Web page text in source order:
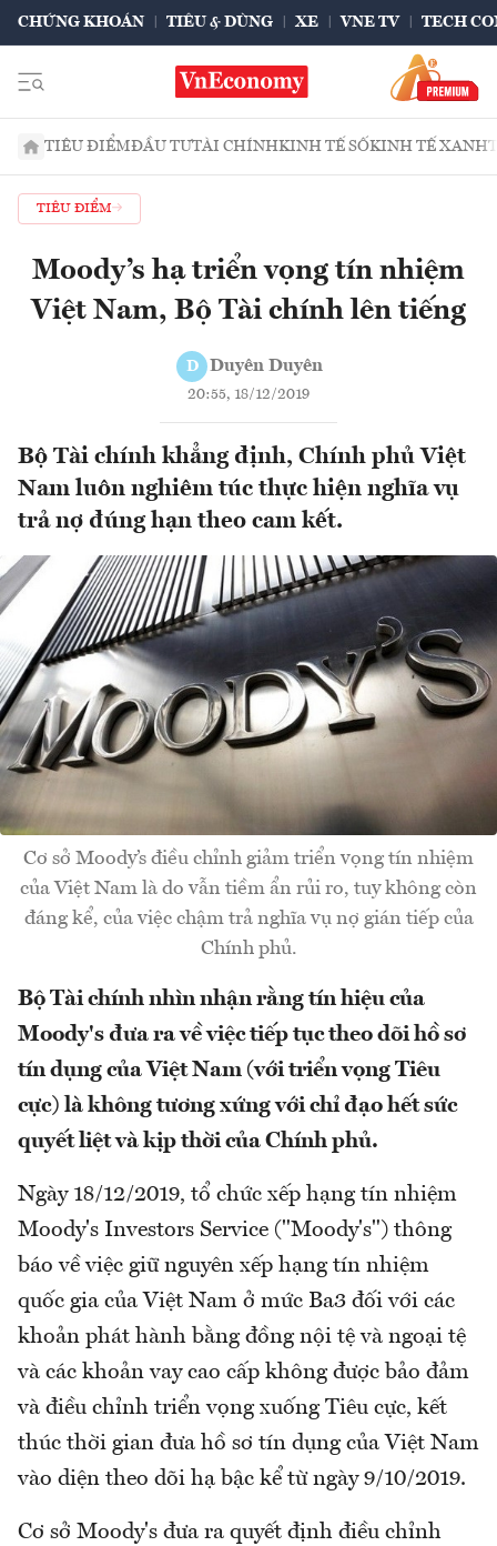
CHỨNG KHOÁN TIÊU & DÙNG XE VNE TV TECH
TIÊU ĐIỂMĐẦU TƯTÀI CHÍNHKINH TẾ SỐKINH TẾ XANH
TIÊU ĐIỂM
Moody’s hạ triển vọng tín nhiệm
Việt Nam, Bộ Tài chính lên tiếng
D Duyên Duyên
20:55, 18/12/2019
Bộ Tài chính khẳng định, Chính phủ Việt
Nam luôn nghiêm túc thực hiện nghĩa vụ
trả nợ đúng hạn theo cam kết.
Cơ sở Moody’s điều chỉnh giảm triển vọng tín nhiệm
của Việt Nam là do vẫn tiềm ẩn rủi ro, tuy không còn
đáng kể, của việc chậm trả nghĩa vụ nợ gián tiếp của
Chính phủ.
Bộ Tài chính nhìn nhận rằng tín hiệu của
Moody's đưa ra về việc tiếp tục theo dõi hồ sơ
tín dụng của Việt Nam (với triển vọng Tiêu
cực) là không tương xứng với chỉ đạo hết sức
quyết liệt và kịp thời của Chính phủ.
Ngày 18/12/2019, tổ chức xếp hạng tín nhiệm
Moody's Investors Service ("Moody's") thông
báo về việc giữ nguyên xếp hạng tín nhiệm
quốc gia của Việt Nam ở mức Ba3 đối với các
khoản phát hành bằng đồng nội tệ và ngoại tệ
và các khoản vay cao cấp không được bảo đảm
và điều chỉnh triển vọng xuống Tiêu cực, kết
thúc thời gian đưa hồ sơ tín dụng của Việt Nam
vào diện theo dõi hạ bậc kể từ ngày 9/10/2019.
Cơ sở Moody's đưa ra quyết định điều chỉnh